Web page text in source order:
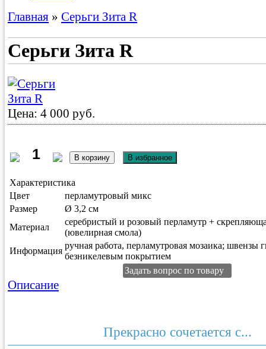
Главная » Серьги Зита R
Серьги Зита R
Цена: 4 000 руб.
Характеристика
Цвет
перламутровый микс
Размер
Ø 3,2 см
Материал
серебристый и розовый перламутр +
(ювелирная смола)
Информация
ручная работа, перламутровая мозаика; швензы
безникелевым покрытием
Задать вопрос по товару
Описание
Прекрасно сочетается с...